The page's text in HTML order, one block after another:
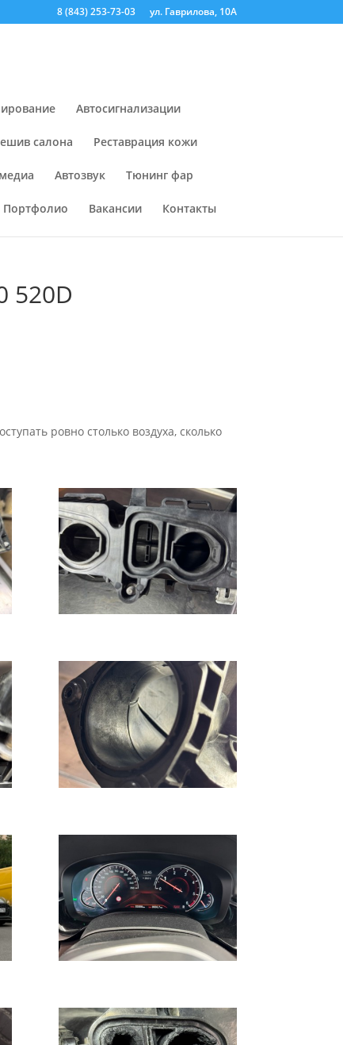
8 (843) 253-73-03 ул. Гаврилова, 10А
Автосигнализации
салона Реставрация кожи
Автозвук Тюнинг фар
Портфолио Вакансии Контакты
520D
ровно столько воздуха, сколько